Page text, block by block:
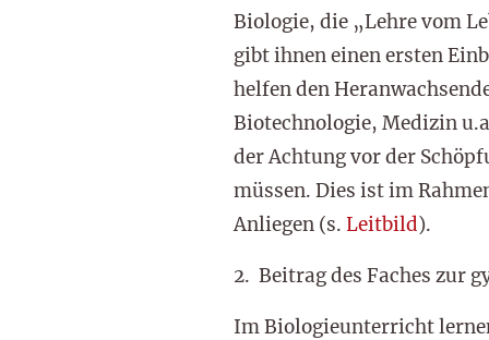
Biologie, die „Lehre vom
gibt ihnen einen ersten
helfen den
Biotechnologie, Medizin
der Achtung vor der
müssen. Dies ist im
Anliegen (s. Leitbild).
2. Beitrag des Faches zur
Im Biologieunterricht